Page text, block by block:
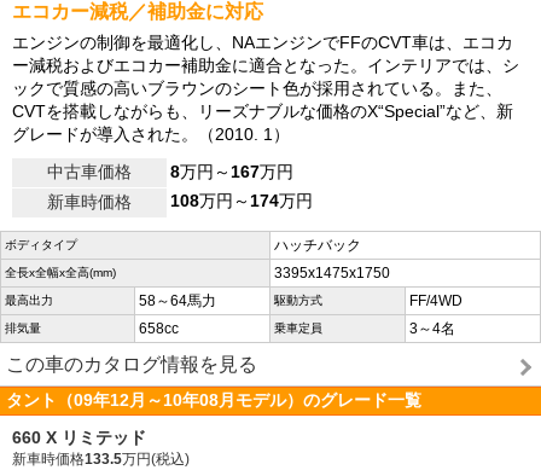
エコカー減税／補助金に対応
エンジンの制御を最適化し、NAエンジンでFFのCVT車は、エコカ
ー減税およびエコカー補助金に適合となった。インテリアでは、シ
ックで質感の高いブラウンのシート色が採用されている。また、
CVTを搭載しながらも、リーズナブルな価格のX“Special”など、新
グレードが導入された。（2010. 1）
中古車価格
8万円～167万円
新車時価格
108万円～174万円
ボディタイプ ハッチバック
全長x全幅x全高(mm) 3395x1475x1750
最高出力 58～64馬力 駆動方式 FF/4WD
排気量 658cc 乗車定員 3～4名
この車のカタログ情報を見る
タント（09年12月～10年08月モデル）のグレード一覧
660 X リミテッド
新車時価格133.5万円(税込)